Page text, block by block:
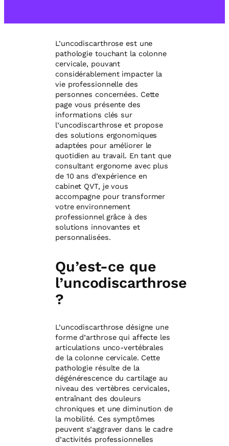
L’uncodiscarthrose est une
pathologie touchant la colonne
cervicale, pouvant
considérablement impacter la
vie professionnelle des
personnes concernées. Cette
page vous présente des
informations clés sur
l’uncodiscarthrose et propose
des solutions ergonomiques
adaptées pour améliorer le
quotidien au travail. En tant que
consultant ergonome avec plus
de 10 ans d’expérience en
cabinet QVT, je vous
accompagne pour transformer
votre environnement
professionnel grâce à des
solutions innovantes et
personnalisées.
Qu’est-ce que
l’uncodiscarthrose
?
L’uncodiscarthrose désigne une
forme d’arthrose qui affecte les
articulations unco-vertébrales
de la colonne cervicale. Cette
pathologie résulte de la
dégénérescence du cartilage au
niveau des vertèbres cervicales,
entraînant des douleurs
chroniques et une diminution de
la mobilité. Ces symptômes
peuvent s’aggraver dans le cadre
d’activités professionnelles